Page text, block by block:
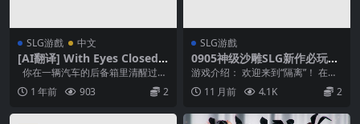
SLG游戲 中文
[AI翻译] With Eyes Closed
[Season 2 – Ch. 6 Standard
Edition]
你在一辆汽车的后备箱里清醒过
来。 你不记得自己是谁，也不记得
自己是怎么来到这...
1 年前 903 2
SLG游戲
0905神级沙雕SLG新作必玩
【熟女后宫】性欲隔离 Quara
ntine Libido Ver0.04 【中文
汉化】
游戏介绍： 欢迎来到“隔离”！ 在这
里，您是一位失业的移民，准备在
他被封锁的公寓...
11 月前 4.1K 2